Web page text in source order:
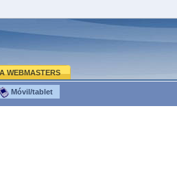
WEBMASTERS
Móvil/tablet